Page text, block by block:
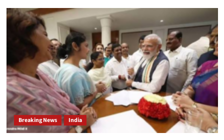
Breaking News India